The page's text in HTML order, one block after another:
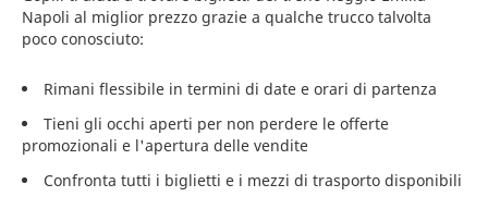
Napoli al miglior prezzo grazie a qualche trucco talvolta
poco conosciuto:
Rimani flessibile in termini di date e orari di partenza
Tieni gli occhi aperti per non perdere le offerte
promozionali e l'apertura delle vendite
Confronta tutti i biglietti e i mezzi di trasporto disponibili